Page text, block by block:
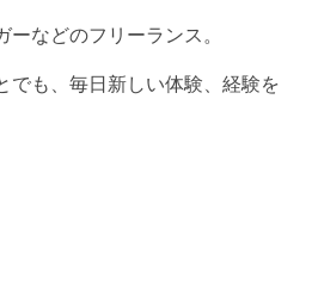
などのフリーランス。
でも、毎日新しい体験、経験を